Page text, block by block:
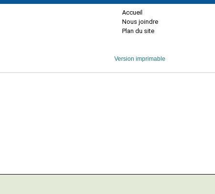
Accueil
Nous joindre
Plan du site
Version imprimable